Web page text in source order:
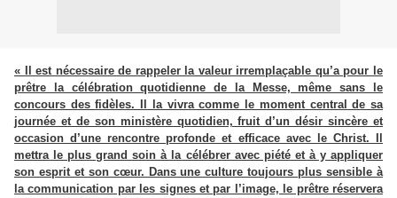
« Il est nécessaire de rappeler la valeur irremplaçable qu’a pour le
prêtre la célébration quotidienne de la Messe, même sans le
concours des fidèles. Il la vivra comme le moment central de sa
journée et de son ministère quotidien, fruit d’un désir sincère et
occasion d’une rencontre profonde et efficace avec le Christ. Il
mettra le plus grand soin à la célébrer avec piété et à y appliquer
son esprit et son cœur. Dans une culture toujours plus sensible à
la communication par les signes et par l’image, le prêtre réservera